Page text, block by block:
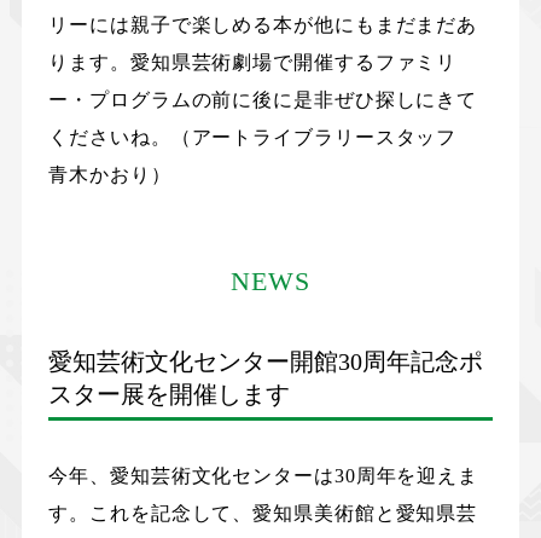
リーには親子で楽しめる本が他にもまだまだあ
ります。愛知県芸術劇場で開催するファミリ
ー・プログラムの前に後に是非ぜひ探しにきて
くださいね。（アートライブラリースタッフ
青木かおり）
NEWS
愛知芸術文化センター開館30周年記念ポ
スター展を開催します
今年、愛知芸術文化センターは30周年を迎えま
す。これを記念して、愛知県美術館と愛知県芸